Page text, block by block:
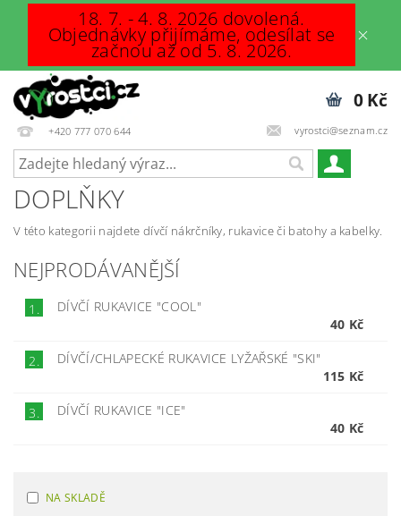
18. 7. - 4. 8. 2026 dovolená.
Objednávky přijímáme, odesílat se
začnou až od 5. 8. 2026.
+420 777 070 644 vyrostci@seznam.cz
0 Kč
DOPLŇKY
V této kategorii najdete dívčí nákrčníky, rukavice či batohy a kabelky.
NEJPRODÁVANĚJŠÍ
1.
DÍVČÍ RUKAVICE "COOL"
40 Kč
2.
DÍVČÍ/CHLAPECKÉ RUKAVICE LYŽAŘSKÉ "SKI"
115 Kč
3.
DÍVČÍ RUKAVICE "ICE"
40 Kč
NA SKLADĚ